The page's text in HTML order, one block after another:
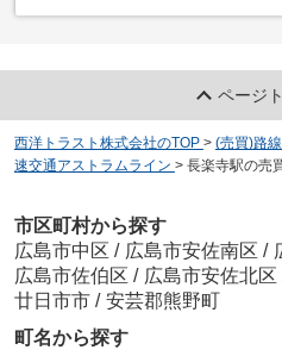
ページ
西洋トラスト株式会社のTOP > (売買)路
速交通アストラムライン > 長楽寺駅の売
市区町村から探す
広島市中区 / 広島市安佐南区 /
広島市佐伯区 / 広島市安佐北区
廿日市市 / 安芸郡熊野町
町名から探す